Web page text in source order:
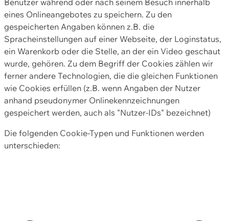
eines Onlineangebotes zu speichern. Zu den
gespeicherten Angaben können z.B. die
Spracheinstellungen auf einer Webseite, der Loginstatus,
ein Warenkorb oder die Stelle, an der ein Video geschaut
wurde, gehören. Zu dem Begriff der Cookies zählen wir
ferner andere Technologien, die die gleichen Funktionen
wie Cookies erfüllen (z.B. wenn Angaben der Nutzer
anhand pseudonymer Onlinekennzeichnungen
gespeichert werden, auch als "Nutzer-IDs" bezeichnet)
Die folgenden Cookie-Typen und Funktionen werden
unterschieden: